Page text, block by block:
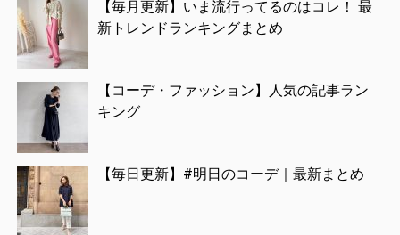
【毎月更新】いま流行ってるのはコレ！ 最
新トレンドランキングまとめ
【コーデ・ファッション】人気の記事ラン
キング
【毎日更新】#明日のコーデ｜最新まとめ